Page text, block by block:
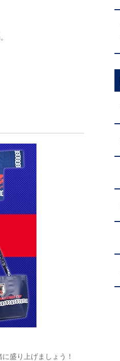
盛り上げましょう！